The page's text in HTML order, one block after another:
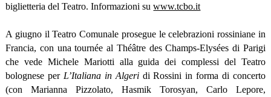
biglietteria del Teatro. Informazioni suwww.tcbo.it
A giugno il Teatro Comunale prosegue le celebrazioni rossiniane in
Francia, con una tournée al Théâtre des Champs-Elysées di Parigi
che vede Michele Mariotti alla guida dei complessi del Teatro
bolognese per L’Italiana in Algeri di Rossini in forma di concerto
(con Marianna Pizzolato, Hasmik Torosyan, Carlo Lepore,